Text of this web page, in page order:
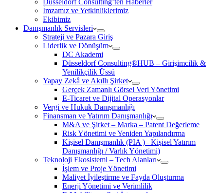
Düsseldorf Consulting’ten Haberler
İmzamız ve Yetkinliklerimiz
Ekibimiz
Danışmanlık Servisleri
Strateji ve Pazara Giriş
Liderlik ve Dönüşüm
DC Akademi
Düsseldorf Consulting®HUB – Girişimcilik &
Yenilikçilik Üssü
Yapay Zekâ ve Akıllı Şirket
Gerçek Zamanlı Görsel Veri Yönetimi
E-Ticaret ve Dijital Operasyonlar
Vergi ve Hukuk Danışmanlığı
Finansman ve Yatırım Danışmanlığı
M&A ve Şirket – Marka – Patent Değerleme
Risk Yönetimi ve Yeniden Yapılandırma
Kişisel Danışmanlık (PIA )– Kişisel Yatırım
Danışmanlığı / Varlık Yönetimi)
Teknoloji Ekosistemi – Tech Alanları
İşlem ve Proje Yönetimi
Maliyet İyileştirme ve Fayda Oluşturma
Enerji Yönetimi ve Verimlilik